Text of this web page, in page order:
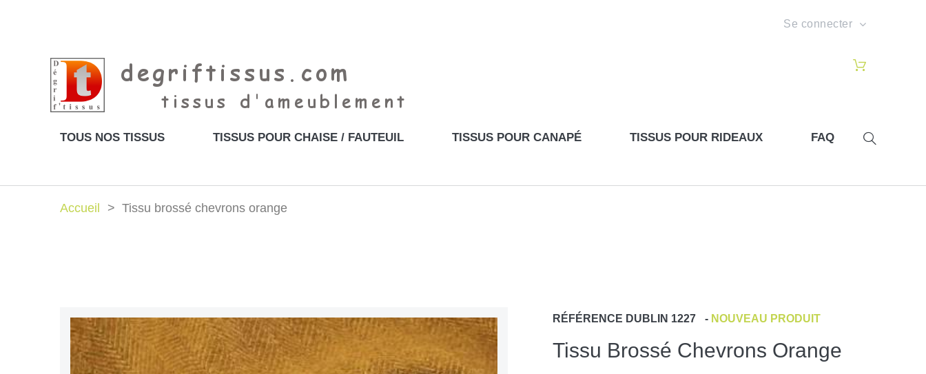
Se connecter
TOUS NOS TISSUS TISSUS POUR CHAISE / FAUTEUIL TISSUS POUR CANAPÉ TISSUS POUR RIDEAUX FAQ
Accueil Tissu brossé chevrons orange
RÉFÉRENCE DUBLIN 1227 - NOUVEAU PRODUIT
Tissu Brossé Chevrons Orange